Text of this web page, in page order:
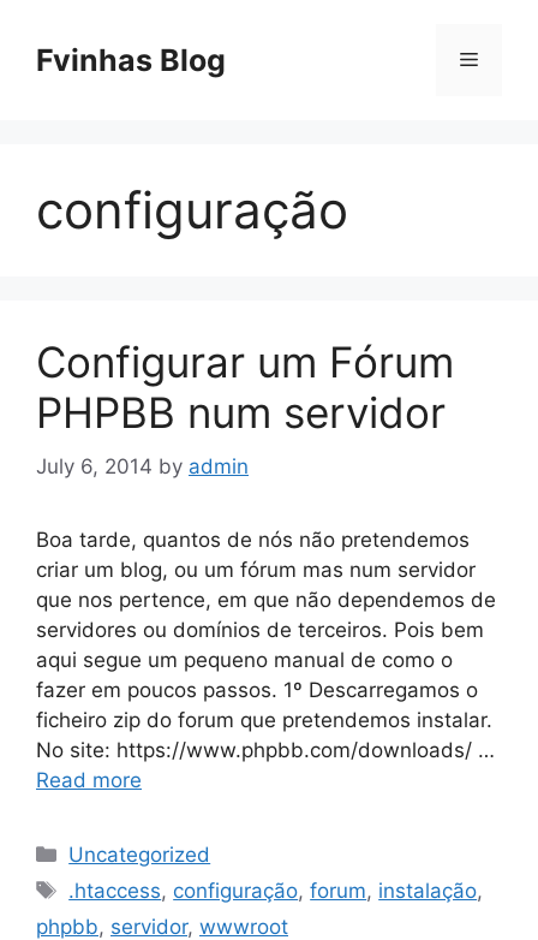
contentFvinhas Blog Menu
configuração
Configurar um Fórum
PHPBB num servidor
July 6, 2014 by admin
Boa tarde, quantos de nós não pretendemos
criar um blog, ou um fórum mas num servidor
que nos pertence, em que não dependemos de
servidores ou domínios de terceiros. Pois bem
aqui segue um pequeno manual de como o
fazer em poucos passos. 1º Descarregamos o
ficheiro zip do forum que pretendemos instalar.
No site: https://www.phpbb.com/downloads/ …
Read more
Categories
Uncategorized
Tags
.htaccess, configuração,forum, instalação,
phpbb, servidor, wwwroot